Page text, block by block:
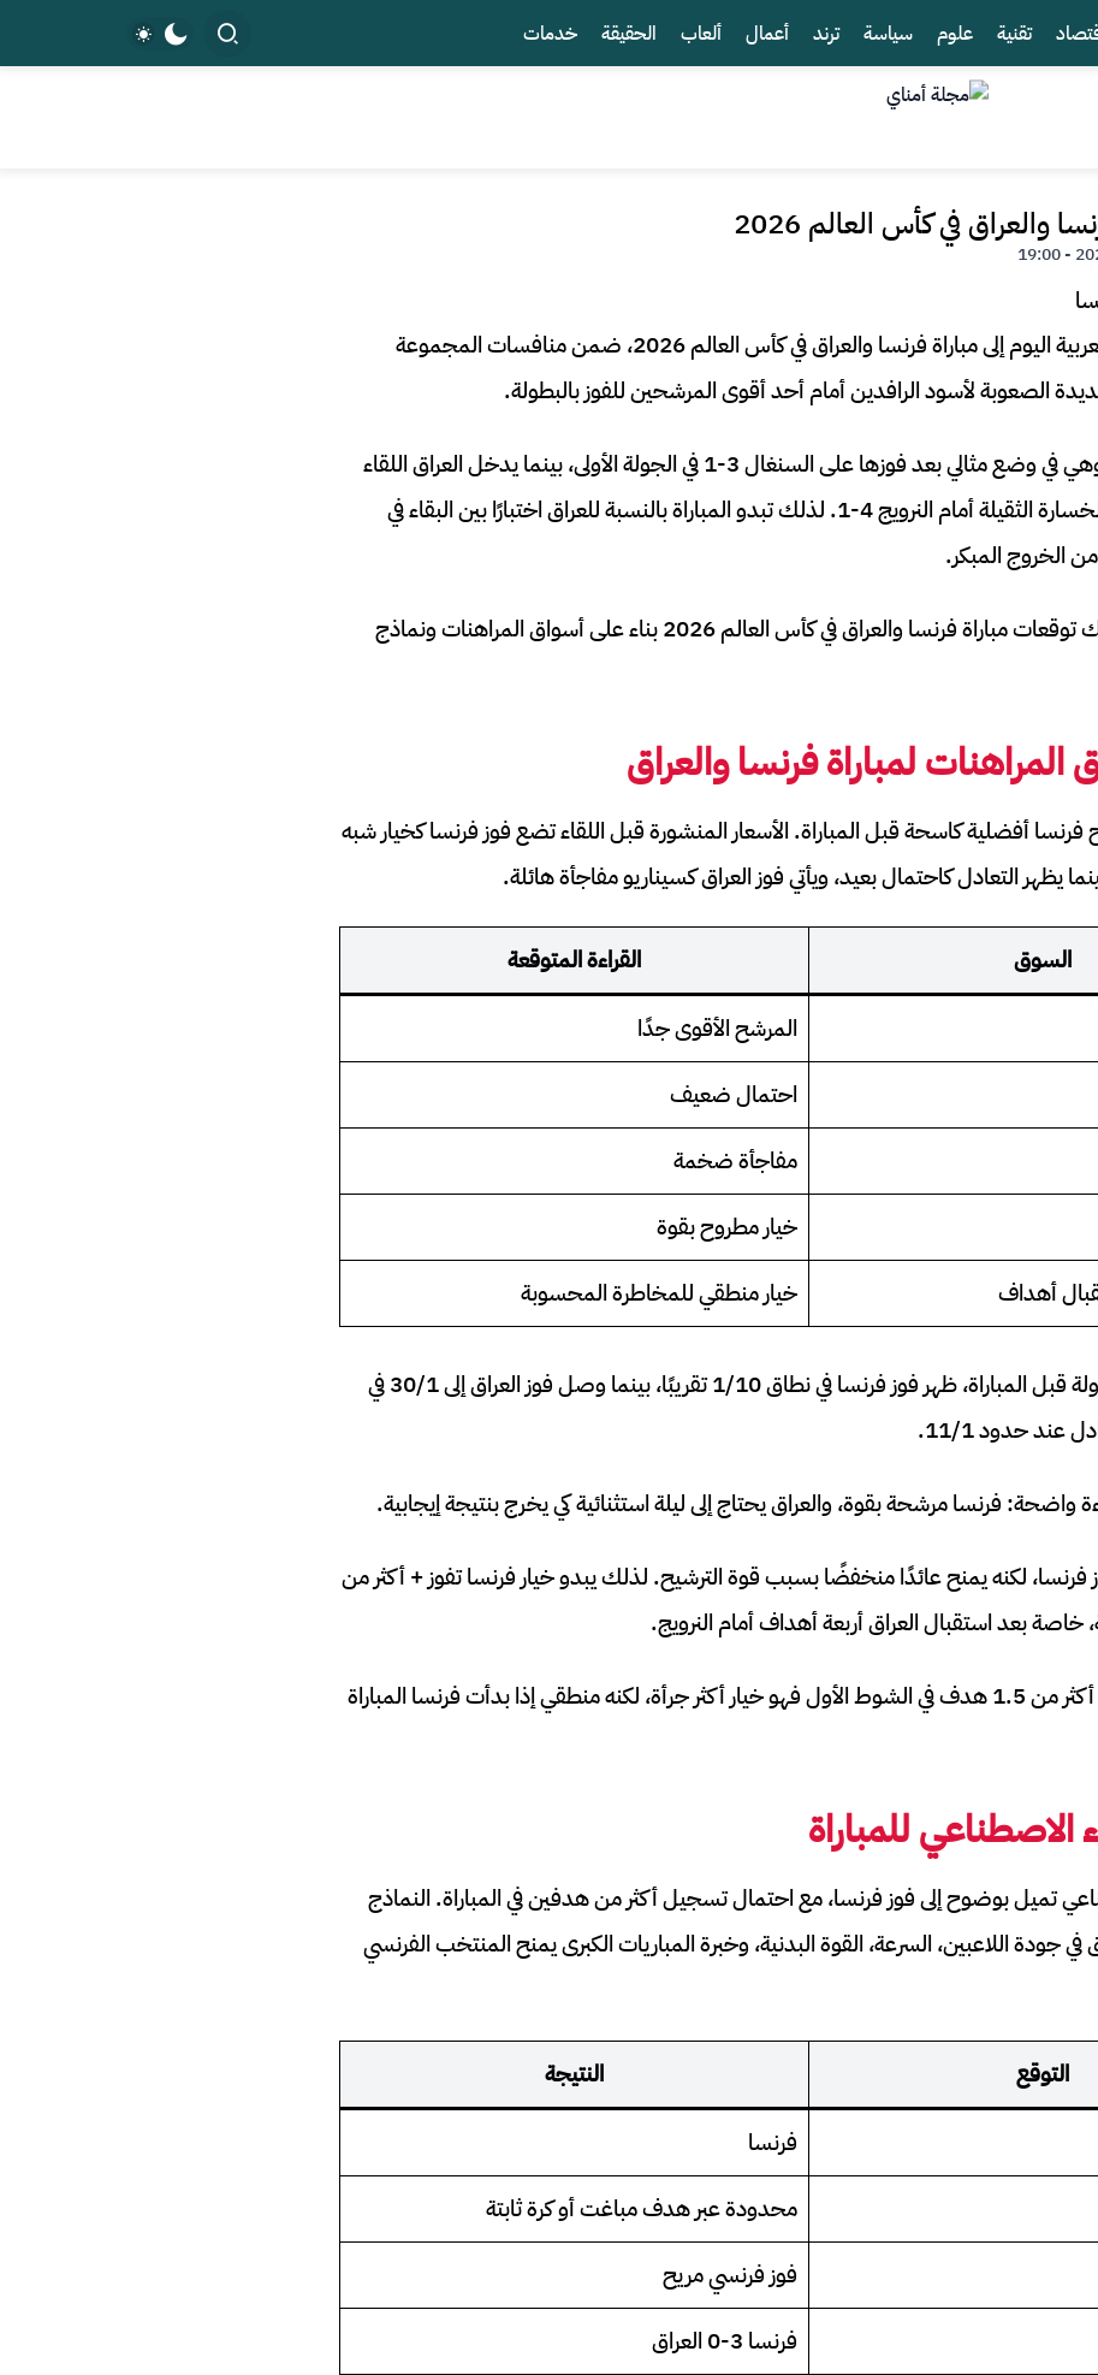
تقنية علوم سياسة ترند أعمال ألعاب الحقيقة خدمات
والعراق في كأس العالم 2026
تتجه أنظار الجماهير العربية اليوم إلى مباراة فرنسا والعراق في كأس العالم 2026، ضمن منافسات المجموعة
الصعوبة لأسود الرافدين أمام أحد أقوى المرشحين للفوز بالبطولة.
فرنسا تدخل المباراة وهي في وضع مثالي بعد فوزها على السنغال 3-1 في الجولة الأولى، بينما يدخل العراق اللقاء
تحت ضغط كبير بعد الخسارة الثقيلة أمام النرويج 4-1. لذلك تبدو المباراة بالنسبة للعراق اختبارًا بين البقاء في
الخروج المبكر.
في هذا المقال نقدم لك توقعات مباراة فرنسا والعراق في كأس العالم 2026 بناء على أسواق المراهنات ونماذج
لمباراة فرنسا والعراق
أفضلية كاسحة قبل المباراة. الأسعار المنشورة قبل اللقاء تضع فوز فرنسا كخيار شبه
يظهر التعادل كاحتمال بعيد، ويأتي فوز العراق كسيناريو مفاجأة هائلة.
السوق
القراءة المتوقعة
المرشح الأقوى جدًا
احتمال ضعيف
مفاجأة ضخمة
خيار مطروح بقوة
أهداف
خيار منطقي للمخاطرة المحسوبة
بحسب الأسعار المتداولة قبل المباراة، ظهر فوز فرنسا في نطاق 1/10 تقريبًا، بينما وصل فوز العراق إلى 30/1 في
حدود 11/1.
واضحة: فرنسا مرشحة بقوة، والعراق يحتاج إلى ليلة استثنائية كي يخرج بنتيجة إيجابية.
فرنسا، لكنه يمنح عائدًا منخفضًا بسبب قوة الترشيح. لذلك يبدو خيار فرنسا تفوز + أكثر من
أما خيار فرنسا تسجل أكثر من 1.5 هدف في الشوط الأول فهو خيار أكثر جرأة، لكنه منطقي إذا بدأت فرنسا المباراة
الاصطناعي للمباراة
تميل بوضوح إلى فوز فرنسا، مع احتمال تسجيل أكثر من هدفين في المباراة. النماذج
في جودة اللاعبين، السرعة، القوة البدنية، وخبرة المباريات الكبرى يمنح المنتخب الفرنسي
التوقع
النتيجة
فرنسا
محدودة عبر هدف مباغت أو كرة ثابتة
فوز فرنسي مريح
فرنسا 3-0 العراق